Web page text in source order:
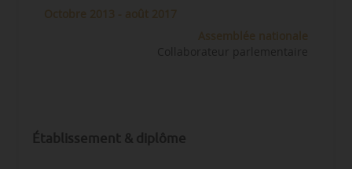
Collaborateur parlementaire
Établissement & diplôme